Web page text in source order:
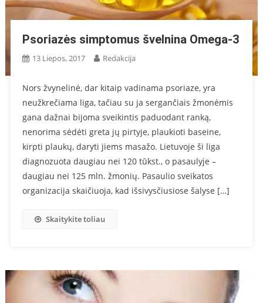
Psoriazės simptomus švelnina Omega-3
13 Liepos, 2017 Redakcija
Nors žvynelinė, dar kitaip vadinama psoriaze, yra
neužkrečiama liga, tačiau su ja sergančiais žmonėmis
gana dažnai bijoma sveikintis paduodant ranką,
nenorima sėdėti greta jų pirtyje, plaukioti baseine,
kirpti plaukų, daryti jiems masažo. Lietuvoje ši liga
diagnozuota daugiau nei 120 tūkst., o pasaulyje –
daugiau nei 125 mln. žmonių. Pasaulio sveikatos
organizacija skaičiuoja, kad išsivysčiusiose šalyse […]
Skaitykite toliau